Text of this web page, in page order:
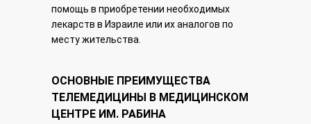
помощь в приобретении необходимых
лекарств в Израиле или их аналогов по
месту жительства.
ОСНОВНЫЕ ПРЕИМУЩЕСТВА
ТЕЛЕМЕДИЦИНЫ В МЕДИЦИНСКОМ
ЦЕНТРЕ ИМ. РАБИНА